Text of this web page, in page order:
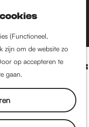
(Functioneel,
zijn om de website zo
op accepteren te
gaan.
Oud-West
stad van
tijdlijn
Limes